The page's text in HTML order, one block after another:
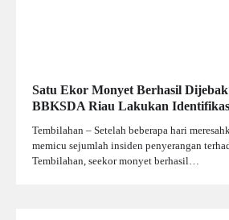
Satu Ekor Monyet Berhasil
BBKSDA Riau Lakukan
Tembilahan – Setelah beberapa hari
memicu sejumlah insiden penyerangan
Tembilahan, seekor monyet berhasil…